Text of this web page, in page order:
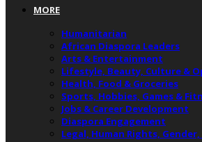
MORE
Humanitarian
African Diaspora Leaders
Arts & Entertainment
Lifestyle, Beauty, Culture &
Health, Food & Groceries
Sports, Hobbies, Games &
Jobs & Career Development
Diaspora Engagement
Legal, Human Rights,